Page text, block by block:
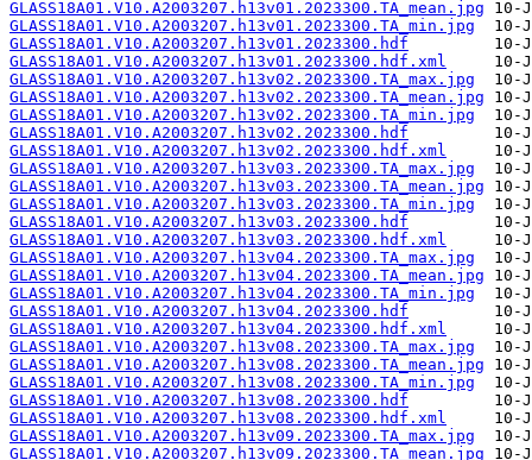
GLASS18A01.V10.A2003207.h13v01.2023300.TA_mean.jpg
GLASS18A01.V10.A2003207.h13v01.2023300.TA_min.jpg
GLASS18A01.V10.A2003207.h13v01.2023300.hdf
GLASS18A01.V10.A2003207.h13v01.2023300.hdf.xml
GLASS18A01.V10.A2003207.h13v02.2023300.TA_max.jpg
GLASS18A01.V10.A2003207.h13v02.2023300.TA_mean.jpg
GLASS18A01.V10.A2003207.h13v02.2023300.TA_min.jpg
GLASS18A01.V10.A2003207.h13v02.2023300.hdf
GLASS18A01.V10.A2003207.h13v02.2023300.hdf.xml
GLASS18A01.V10.A2003207.h13v03.2023300.TA_max.jpg
GLASS18A01.V10.A2003207.h13v03.2023300.TA_mean.jpg
GLASS18A01.V10.A2003207.h13v03.2023300.TA_min.jpg
GLASS18A01.V10.A2003207.h13v03.2023300.hdf
GLASS18A01.V10.A2003207.h13v03.2023300.hdf.xml
GLASS18A01.V10.A2003207.h13v04.2023300.TA_max.jpg
GLASS18A01.V10.A2003207.h13v04.2023300.TA_mean.jpg
GLASS18A01.V10.A2003207.h13v04.2023300.TA_min.jpg
GLASS18A01.V10.A2003207.h13v04.2023300.hdf
GLASS18A01.V10.A2003207.h13v04.2023300.hdf.xml
GLASS18A01.V10.A2003207.h13v08.2023300.TA_max.jpg
GLASS18A01.V10.A2003207.h13v08.2023300.TA_mean.jpg
GLASS18A01.V10.A2003207.h13v08.2023300.TA_min.jpg
GLASS18A01.V10.A2003207.h13v08.2023300.hdf
GLASS18A01.V10.A2003207.h13v08.2023300.hdf.xml
GLASS18A01.V10.A2003207.h13v09.2023300.TA_max.jpg
GLASS18A01.V10.A2003207.h13v09.2023300.TA_mean.jpg